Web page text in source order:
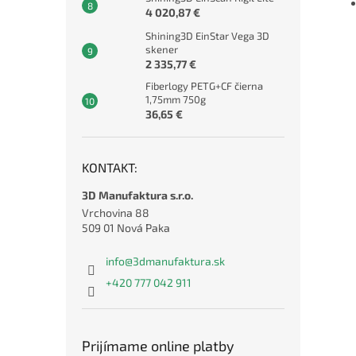
4 020,87 €
Shining3D EinStar Vega 3D
skener
2 335,77 €
Fiberlogy PETG+CF čierna
1,75mm 750g
36,65 €
KONTAKT:
3D Manufaktura s.r.o.
Vrchovina 88
509 01 Nová Paka
info@3dmanufaktura.sk
+420 777 042 911
Prijímame online platby